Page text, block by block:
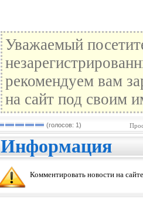
Уважаемый
рекомендуем вам
на сайт под своим
(голосов: 1)
Информация
Комментировать новости на